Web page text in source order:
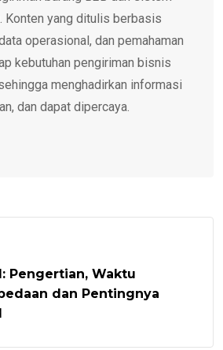
Konten yang ditulis berbasis
operasional, dan pemahaman
kebutuhan pengiriman bisnis
menghadirkan informasi
dan dapat dipercaya.
Pengertian, Waktu
dan Pentingnya